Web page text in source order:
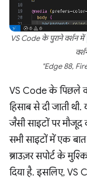
VS Code के पुराने वर्शन में
"Edge 88,
VS Code के पिछले
हिसाब से दी जाती
जैसी साइटों पर मौजूद
सभी साइटों में एक बात
ब्राउज़र सपोर्ट के
दिया है. इसलिए,